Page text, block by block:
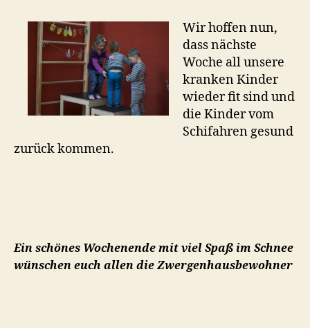
Wir hoffen nun,
dass nächste
Woche all unsere
kranken Kinder
wieder fit sind und
die Kinder vom
Schifahren gesund
zurück kommen.
Ein schönes Wochenende mit viel Spaß im Schnee
wünschen euch allen die Zwergenhausbewohner